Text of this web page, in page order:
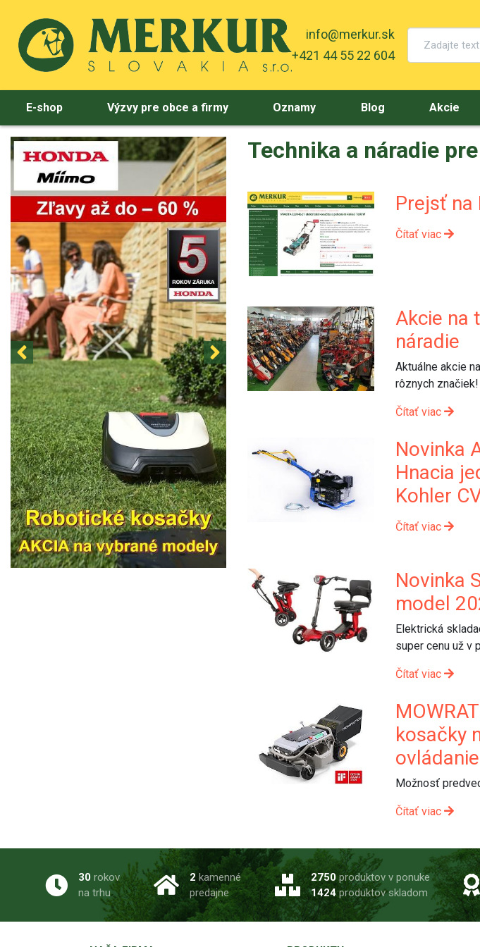
info@merkur.sk
+421 44 55 22 604
E-shop Výzvy pre obce a firmy Oznamy Blog Akcie
Technika a náradie
Prejsť na
Čítať viac
Akcie na
náradie
Aktuálne akcie
rôznych značiek!
Čítať viac
Novinka
Hnacia
Kohler
Čítať viac
Novinka
model
Elektrická
super cenu už v
Čítať viac
kosačky
ovládanie
Možnosť
Čítať viac
30 rokov
na trhu
2 kamenné
predajne
2750produktov v ponuke
1424produktov skladom